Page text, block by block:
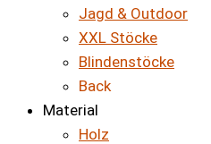
Jagd & Outdoor
XXL Stöcke
Blindenstöcke
Back
Material
Holz